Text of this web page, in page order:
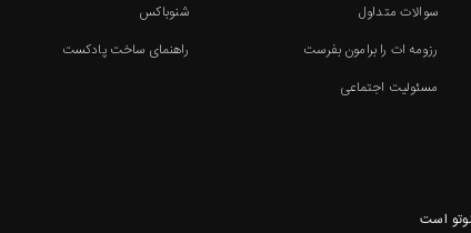
سوالات متداول
رزومه ات را برامون بفرست
مسئولیت اجتماعی
شنوباکس
راهنمای ساخت پادکست
است